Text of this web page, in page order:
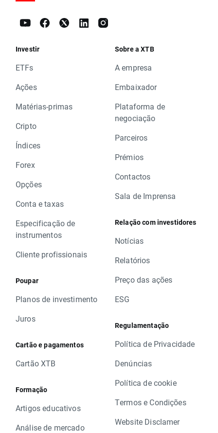
Investir
ETFs
Ações
Matérias-primas
Cripto
Índices
Forex
Opções
Conta e taxas
Especificação de
instrumentos
Cliente profissionais
Poupar
Planos de investimento
Juros
Cartão e pagamentos
Cartão XTB
Formação
Artigos educativos
Análise de mercado
Sobre a XTB
A empresa
Embaixador
Plataforma de
negociação
Parceiros
Prémios
Contactos
Sala de Imprensa
Relação com investidores
Notícias
Relatórios
Preço das ações
ESG
Regulamentação
Política de Privacidade
Denúncias
Política de cookie
Termos e Condições
Website Disclamer